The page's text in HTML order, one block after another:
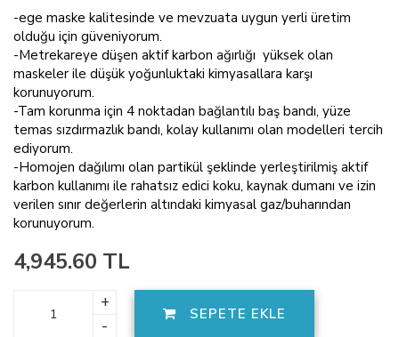
-ege maske kalitesinde ve mevzuata uygun yerli üretim
olduğu için güveniyorum.
-Metrekareye düşen aktif karbon ağırlığı yüksek olan
maskeler ile düşük yoğunluktaki kimyasallara karşı
korunuyorum.
-Tam korunma için 4 noktadan bağlantılı baş bandı, yüze
temas sızdırmazlık bandı, kolay kullanımı olan modelleri tercih
ediyorum.
-Homojen dağılımı olan partikül şeklinde yerleştirilmiş aktif
karbon kullanımı ile rahatsız edici koku, kaynak dumanı ve izin
verilen sınır değerlerin altındaki kimyasal gaz/buharından
korunuyorum.
4,945.60 TL
+
-
SEPETE EKLE